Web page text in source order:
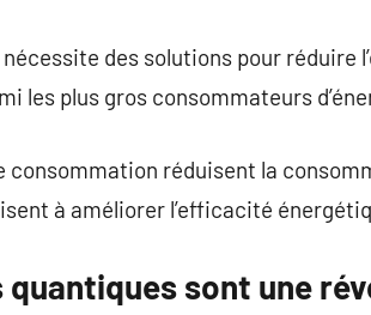
des solutions pour réduire
les plus gros consommateurs
consommation réduisent la
à améliorer l’efficacité
sont une